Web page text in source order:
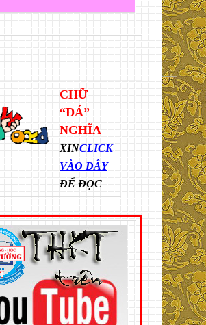
CHỮ
“ĐÁ”
NGHĨA
XINCLICK
VÀO ĐÂY
ĐỂ ĐỌC